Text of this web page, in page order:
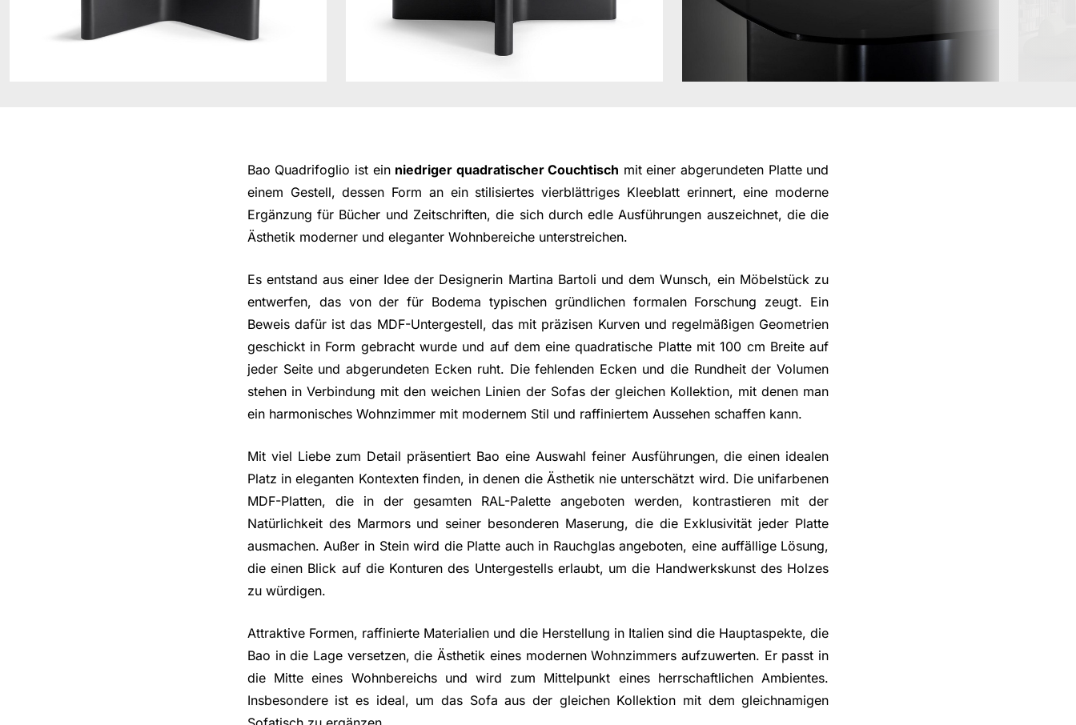
Bao Quadrifoglio ist ein niedriger quadratischer Couchtisch mit einer abgerundeten Platte und
einem Gestell, dessen Form an ein stilisiertes vierblättriges Kleeblatt erinnert, eine moderne
Ergänzung für Bücher und Zeitschriften, die sich durch edle Ausführungen auszeichnet, die die
Ästhetik moderner und eleganter Wohnbereiche unterstreichen.
Es entstand aus einer Idee der Designerin Martina Bartoli und dem Wunsch, ein Möbelstück zu
entwerfen, das von der für Bodema typischen gründlichen formalen Forschung zeugt. Ein
Beweis dafür ist das MDF-Untergestell, das mit präzisen Kurven und regelmäßigen Geometrien
geschickt in Form gebracht wurde und auf dem eine quadratische Platte mit 100 cm Breite auf
jeder Seite und abgerundeten Ecken ruht. Die fehlenden Ecken und die Rundheit der Volumen
stehen in Verbindung mit den weichen Linien der Sofas der gleichen Kollektion, mit denen man
ein harmonisches Wohnzimmer mit modernem Stil und raffiniertem Aussehen schaffen kann.
Mit viel Liebe zum Detail präsentiert Bao eine Auswahl feiner Ausführungen, die einen idealen
Platz in eleganten Kontexten finden, in denen die Ästhetik nie unterschätzt wird. Die unifarbenen
MDF-Platten, die in der gesamten RAL-Palette angeboten werden, kontrastieren mit der
Natürlichkeit des Marmors und seiner besonderen Maserung, die die Exklusivität jeder Platte
ausmachen. Außer in Stein wird die Platte auch in Rauchglas angeboten, eine auffällige Lösung,
die einen Blick auf die Konturen des Untergestells erlaubt, um die Handwerkskunst des Holzes
zu würdigen.
Attraktive Formen, raffinierte Materialien und die Herstellung in Italien sind die Hauptaspekte, die
Bao in die Lage versetzen, die Ästhetik eines modernen Wohnzimmers aufzuwerten. Er passt in
die Mitte eines Wohnbereichs und wird zum Mittelpunkt eines herrschaftlichen Ambientes.
Insbesondere ist es ideal, um das Sofa aus der gleichen Kollektion mit dem gleichnamigen